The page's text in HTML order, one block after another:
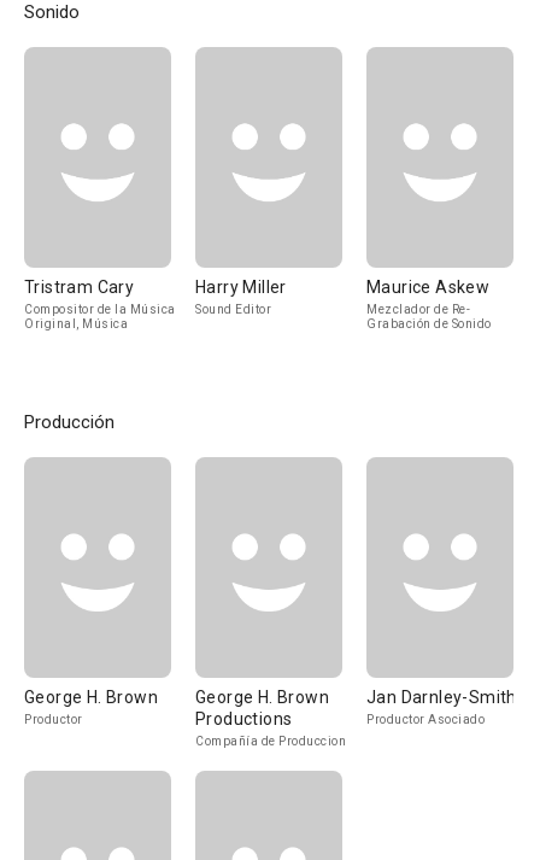
Sonido
Tristram Cary
Compositor de la Música
Original, Música
Harry Miller
Sound Editor
Maurice Askew
Mezclador de Re-
Grabación de Sonido
Producción
George H. Brown
Productor
George H. Brown
Productions
Compañía de Produccion
Jan Darnley-Smith
Productor Asociado